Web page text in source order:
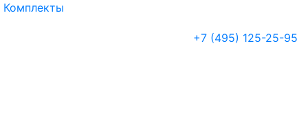
Комплекты
+7 (495) 125-25-95